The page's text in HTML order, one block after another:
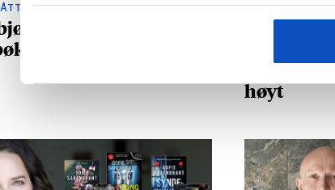
BORT
(1956-2025):
må du lese
BRITISK
Kåret til
unge
hvilke
høyt